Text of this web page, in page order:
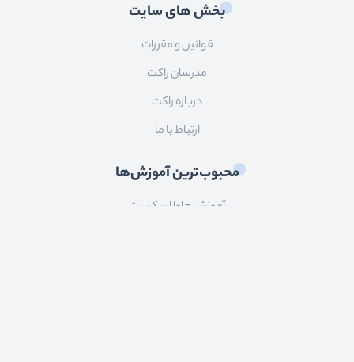
بخش های سایت
قوانین و مقررات
مدرسان راکت
درباره راکت
ارتباط با ما
محبوب‌ترین آموزش‌ها
آموزش جاوا اسکریپت